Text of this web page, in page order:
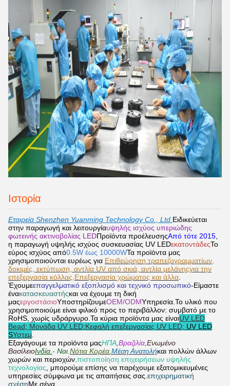
Ιστορία
Εταιρεία Shenzhen Yuanming Technology Co., Ltd. Ειδικεύεται
στην παραγωγή και λειτουργίαυψηλής ισχύος υπεριώδης
φωτεινής ακτινοβολίας LEDΠροϊόντα προέλευσηςΑπό τότε 2015
η παραγωγή υψηλής ισχύος συσκευασίας UV LEDεκατοντάδεςΤο
εύρος ισχύος από0.5W έως 10000WΤα προϊόντα μας
χρησιμοποιούνται ευρέως για Επιθεώρηση τραπεζογραμματίων,
δοκιμές, εκτύπωση, αντλία UV από σκιά, αντλία μελάνηςγια την
επεξεργασία κόλλας, Επεξεργασία χρώματος και άλλα
Έχουμεεπαγγελματικό εξοπλισμό και τεχνικό προσωπικό-Είμαστε
ένακατασκευαστήςκαι να έχουμε τη δική
μαςεργοστάσιοΥποστηρίζουμεOEM/ODMΥπηρεσία.Το υλικό που
χρησιμοποιούμε είναι φιλικό προς το περιβάλλον: συμβατό με το
RoHS, χωρίς υδράργυρο.Τα κύρια προϊόντα μας είναιUV LED
Bead; Μονάδα UV LED;Κεφαλή επεξεργασίας UV LED; UV LED
SΥστεμ
Εξαγάγουμε τα προϊόντα μαςΗΠΑ Βραζιλία Ενωμένο
ΒασίλειοΙνδία. - Ναι. Νότια Κορέα Μέση Ανατολήκαι πολλών άλλων
χωρών και περιοχών. πιστοποίηση επιχειρήσεων υψηλής
τεχνολογίας , μπορούμε επίσης να παρέχουμε εξατομικευμένες
υπηρεσίες σύμφωνα με τις απαιτήσεις σας. επιχειρηματική
σχέσηΜε σένα.